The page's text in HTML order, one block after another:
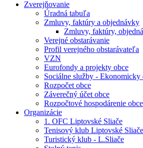
Zverejňovanie
Úradná tabuľa
Zmluvy, faktúry a objednávky
Zmluvy, faktúry,
Verejné obstarávanie
Profil verejného obstarávateľa
VZN
Eurofondy a projekty obce
Sociálne služby - Ekonomicky
Rozpočet obce
Záverečný účet obce
Rozpočtové hospodárenie obce
Organizácie
1. OFC Liptovské Sliače
Tenisový klub Liptovské Sliače
Turistický klub - L.Sliače